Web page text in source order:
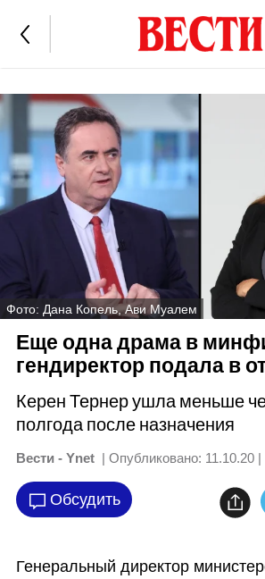
Фото: Дана Копель, Ави Муалем
Еще одна драма в
гендиректор подала в
Керен Тернер ушла меньше
полгода после назначения
Вести - Ynet | Опубликовано: 11.10.20 |
Обсудить
Генеральный директор